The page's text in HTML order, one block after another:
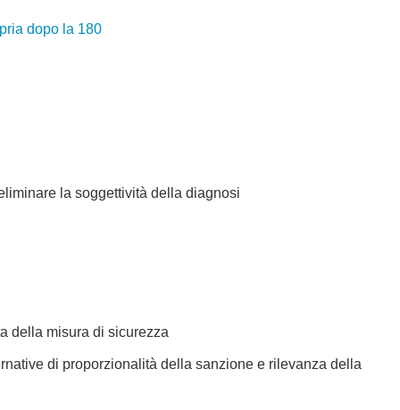
dopo la 180
la soggettività della diagnosi
della misura di sicurezza
di proporzionalità della sanzione e rilevanza della